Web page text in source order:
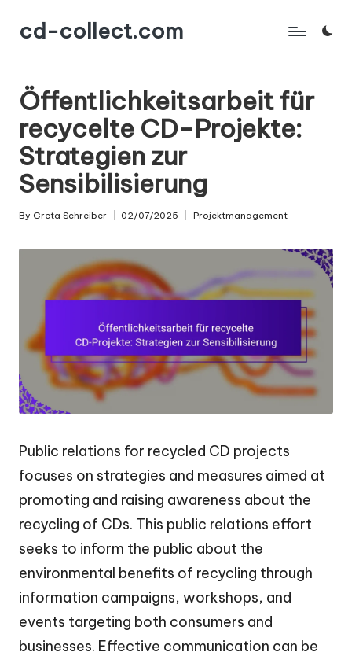
Skip
content
cd-collect.com
Öffentlichkeitsarbeit für
recycelte CD-Projekte:
Strategien zur
Sensibilisierung
Posted
By Greta Schreiber 02/07/2025
Posted
Projektmanagement
Public relations for recycled CD projects
focuses on strategies and measures aimed at
promoting and raising awareness about the
recycling of CDs. This public relations effort
seeks to inform the public about the
environmental benefits of recycling through
information campaigns, workshops, and
events targeting both consumers and
businesses. Effective communication can be